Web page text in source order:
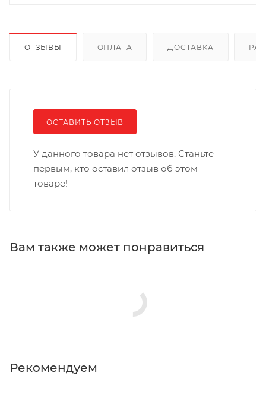
ОТЗЫВЫ ОПЛАТА ДОСТАВКА
ОСТАВИТЬ ОТЗЫВ
У данного товара нет отзывов. Станьте
первым, кто оставил отзыв об этом
товаре!
Вам также может понравиться
Рекомендуем